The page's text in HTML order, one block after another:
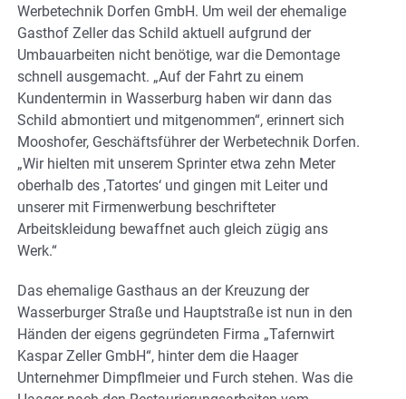
Werbetechnik Dorfen GmbH. Um weil der ehemalige
Gasthof Zeller das Schild aktuell aufgrund der
Umbauarbeiten nicht benötige, war die Demontage
schnell ausgemacht. „Auf der Fahrt zu einem
Kundentermin in Wasserburg haben wir dann das
Schild abmontiert und mitgenommen“, erinnert sich
Mooshofer, Geschäftsführer der Werbetechnik Dorfen.
„Wir hielten mit unserem Sprinter etwa zehn Meter
oberhalb des ,Tatortes‘ und gingen mit Leiter und
unserer mit Firmenwerbung beschrifteter
Arbeitskleidung bewaffnet auch gleich zügig ans
Werk.“
Das ehemalige Gasthaus an der Kreuzung der
Wasserburger Straße und Hauptstraße ist nun in den
Händen der eigens gegründeten Firma „Tafernwirt
Kaspar Zeller GmbH“, hinter dem die Haager
Unternehmer Dimpflmeier und Furch stehen. Was die